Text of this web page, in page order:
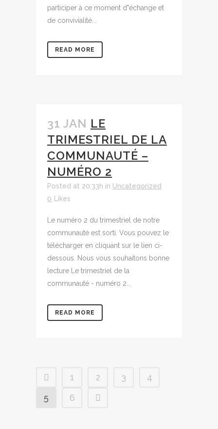
participer à ce moment d"échange et
de convivialité...
READ MORE
31 JAN LE
TRIMESTRIEL DE LA
COMMUNAUTÉ –
NUMÉRO 2
Posted at 20:33h in Uncategorized
0
Likes
Le numéro 2 du trimestriel de notre
communauté est sorti. Vous pouvez le
télécharger en cliquant sur le lien ci-
dessous. Nous vous souhaitons bonne
lecture Le trimestriel de la
communauté - numéro 2...
READ MORE
1 2 3
4
5
6